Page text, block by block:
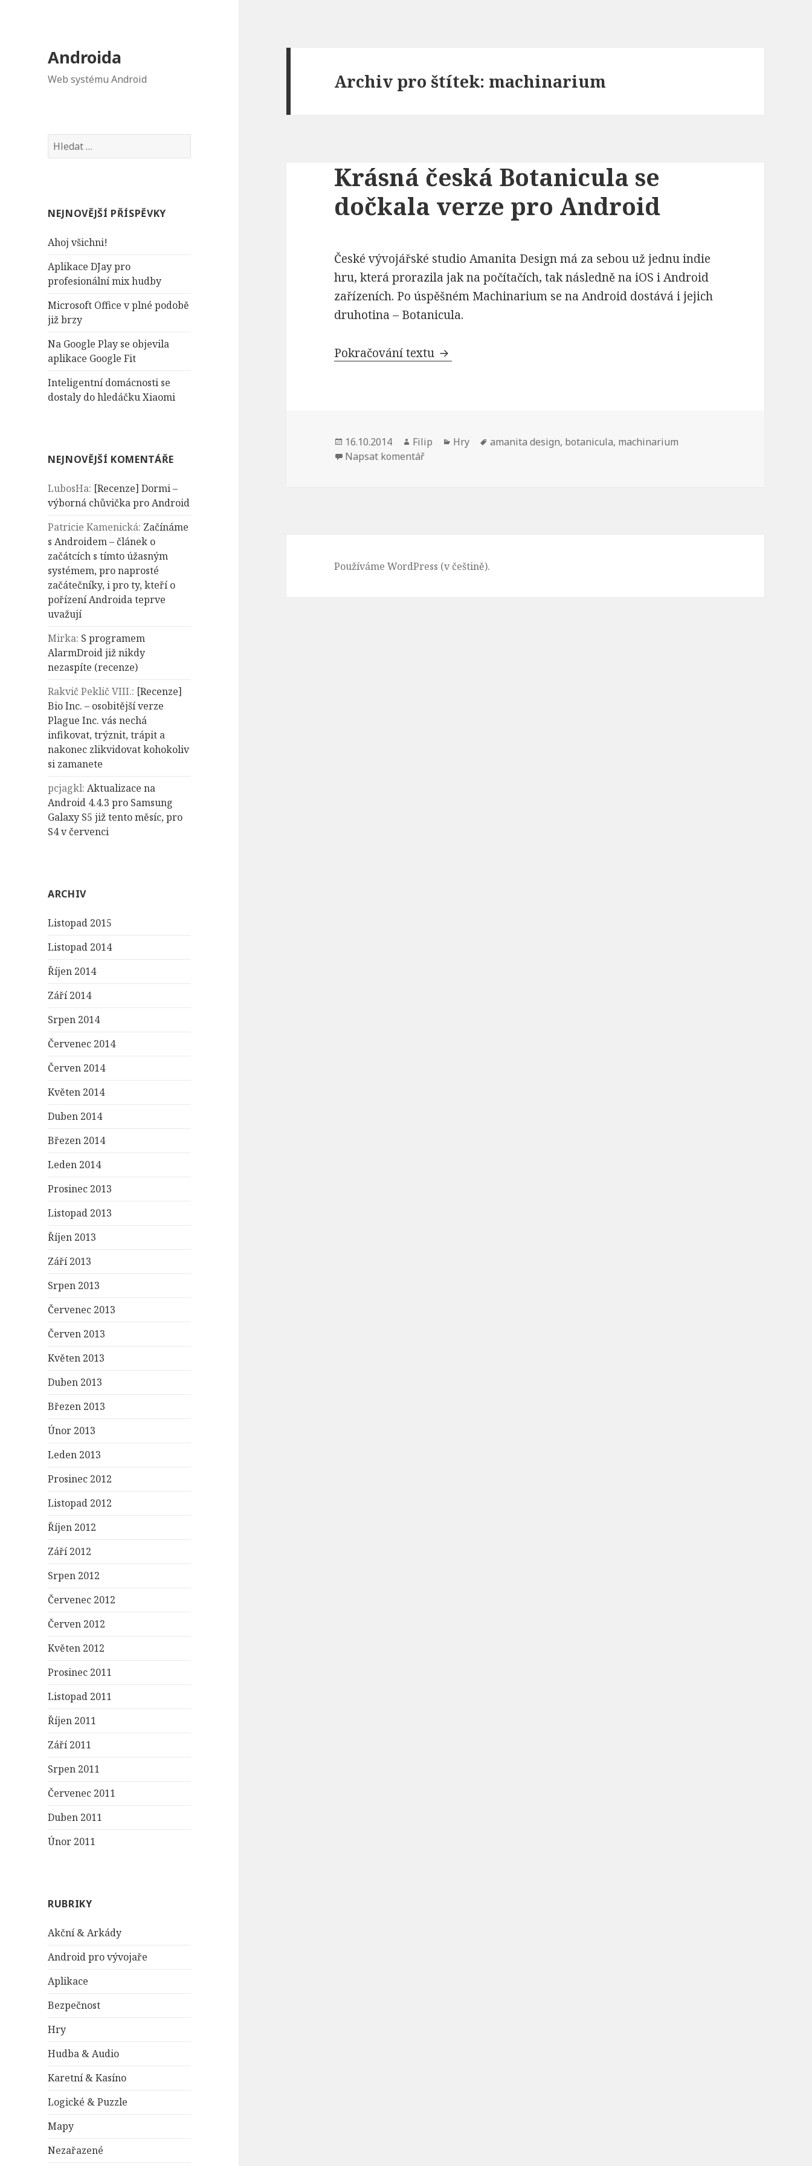
Androida
Web systému Android
V
y
d
v
n
í
NEJNOVĚJŠÍ PŘÍSPĚVKY
Ahoj všichni!
Aplikace DJay pro
profesionální mix hudby
Microsoft Office v plné podobě
již brzy
Na Google Play se objevila
aplikace Google Fit
Inteligentní domácnosti se
dostaly do hledáčku Xiaomi
NEJNOVĚJŠÍ KOMENTÁŘE
LubosHa: [Recenze] Dormi –
výborná chůvička pro Android
Patricie Kamenická: Začínáme
s Androidem – článek o
začátcích s tímto úžasným
systémem, pro naprosté
začátečníky, i pro ty, kteří o
pořízení Androida teprve
uvažují
Mirka: S programem
AlarmDroid již nikdy
nezaspíte (recenze)
Rakvič Peklič VIII.: [Recenze]
Bio Inc. – osobitější verze
Plague Inc. vás nechá
infikovat, trýznit, trápit a
nakonec zlikvidovat kohokoliv
si zamanete
pcjagkl:Aktualizace na
Android 4.4.3 pro Samsung
Galaxy S5 již tento měsíc, pro
S4 v červenci
ARCHIV
Listopad 2015
Listopad 2014
Říjen 2014
Září 2014
Srpen 2014
Červenec 2014
Červen 2014
Květen 2014
Duben 2014
Březen 2014
Leden 2014
Prosinec 2013
Listopad 2013
Říjen 2013
Září 2013
Srpen 2013
Červenec 2013
Červen 2013
Květen 2013
Duben 2013
Březen 2013
Únor 2013
Leden 2013
Prosinec 2012
Listopad 2012
Říjen 2012
Září 2012
Srpen 2012
Červenec 2012
Červen 2012
Květen 2012
Prosinec 2011
Listopad 2011
Říjen 2011
Září 2011
Srpen 2011
Červenec 2011
Duben 2011
Únor 2011
RUBRIKY
Akční & Arkády
Android pro vývojaře
Aplikace
Bezpečnost
Hry
Hudba & Audio
Karetní & Kasíno
Logické & Puzzle
Mapy
Nezařazené
Archiv pro štítek: machinarium
Krásná česká Botanicula se
dočkala verze pro Android
České vývojářské studio Amanita Design má za sebou už jednu indie
hru, která prorazila jak na počítačích, tak následně na iOS i Android
zařízeních. Po úspěšném Machinarium se na Android dostává i jejich
druhotina – Botanicula.
Pokračování textu Krásná česká Botanicula se dočkala verze pro Android
Publikováno:
16.10.2014 Autor:
Filip Rubriky:
Hry Štítky:
amanita design, botanicula, machinarium
Napsat komentář
Používáme WordPress (v češtině).